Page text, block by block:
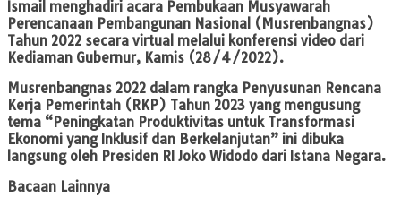
Ismail menghadiri acara Pembukaan Musyawarah
Perencanaan Pembangunan Nasional (Musrenbangnas)
Tahun 2022 secara virtual melalui konferensi video dari
Kediaman Gubernur, Kamis (28/4/2022).
Musrenbangnas 2022 dalam rangka Penyusunan Rencana
Kerja Pemerintah (RKP) Tahun 2023 yang mengusung
tema “Peningkatan Produktivitas untuk Transformasi
Ekonomi yang Inklusif dan Berkelanjutan” ini dibuka
langsung oleh Presiden RI Joko Widodo dari Istana Negara.
Bacaan Lainnya